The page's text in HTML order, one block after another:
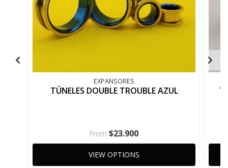
EXPANSORES
TÚNELES DOUBLE TROUBLE AZUL
From $23.900
VIEW OPTIONS